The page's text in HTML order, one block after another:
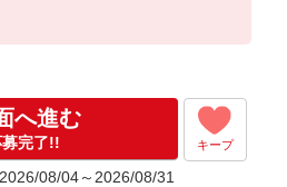
定あり）
給(規定有)
,
(規定有)
へ進む
完了!! キープ
08/04～2026/08/31